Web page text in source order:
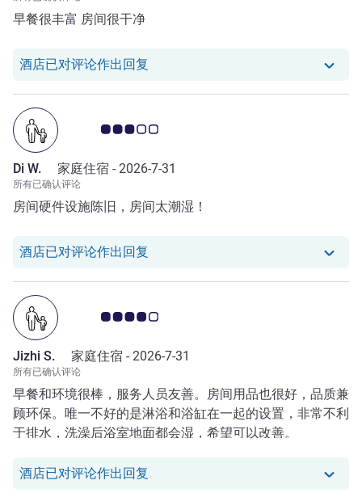
早餐很丰富 房间很干净
酒店已对评论作出回复 我们酒店已对 Zhaokun W. 的评论作
客户意见评级 3.0/5
Di W. 家庭住宿 - 2026-7-31
所有已确认评论
房间硬件设施陈旧，房间太潮湿！
酒店已对评论作出回复 我们酒店已对 Di W. 的评论作出回复
客户意见评级 4.0/5
Jizhi S. 家庭住宿 - 2026-7-31
所有已确认评论
早餐和环境很棒，服务人员友善。房间用品也很好，品质兼
顾环保。唯一不好的是淋浴和浴缸在一起的设置，非常不利
于排水，洗澡后浴室地面都会湿，希望可以改善。
酒店已对评论作出回复 我们酒店已对 Jizhi S. 的评论作出回